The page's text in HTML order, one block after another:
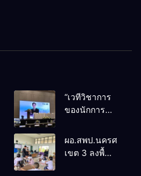
“เวทีวิชาการ
ของนักการ
ThaiCER
รรมราช
ผอ.สพป.นครศรีธรร
เขต 3 ลงพื้นที่